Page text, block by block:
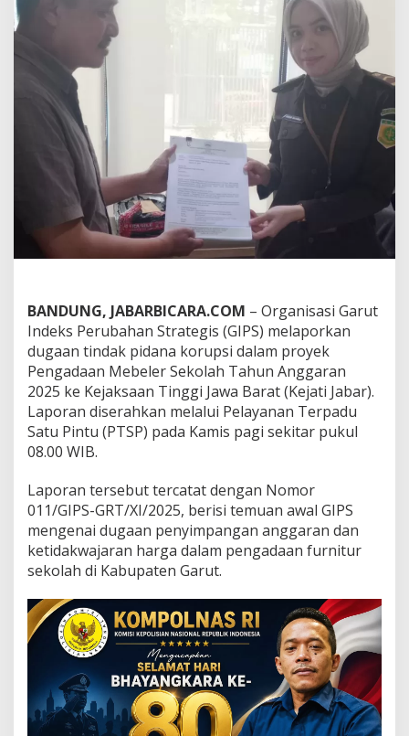
a
a
P
e
n
g
a
n
M
e
b
e
l
e
r
o
a
h
k
e
K
e
j
a
i
J
a
b
BANDUNG, JABARBICARA.COM – Organisasi Garut
Indeks Perubahan Strategis (GIPS) melaporkan
dugaan tindak pidana korupsi dalam proyek
Pengadaan Mebeler Sekolah Tahun Anggaran
2025 ke Kejaksaan Tinggi Jawa Barat (Kejati Jabar).
Laporan diserahkan melalui Pelayanan Terpadu
Satu Pintu (PTSP) pada Kamis pagi sekitar pukul
08.00 WIB.
Laporan tersebut tercatat dengan Nomor
011/GIPS-GRT/XI/2025, berisi temuan awal GIPS
mengenai dugaan penyimpangan anggaran dan
ketidakwajaran harga dalam pengadaan furnitur
sekolah di Kabupaten Garut.